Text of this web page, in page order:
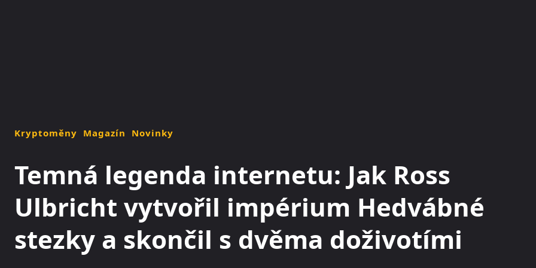
Kryptoměny Magazín Novinky
Temná legenda internetu: Jak Ross
Ulbricht vytvořil impérium Hedvábné
stezky a skončil s dvěma doživotími